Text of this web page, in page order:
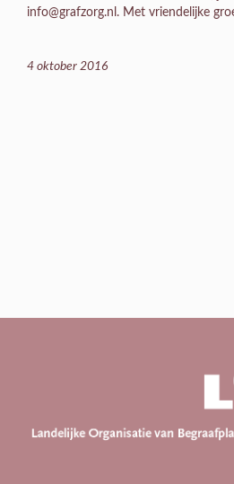
info@grafzorg.nl. Met vriendelijke
4 oktober 2016